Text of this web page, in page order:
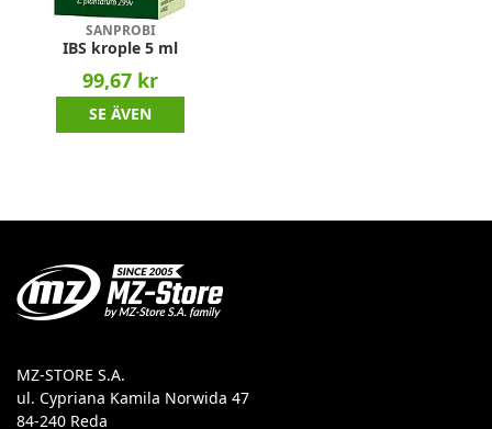
SANPROBI
IBS krople 5 ml
99,67 kr
SE ÄVEN
MZ-STORE S.A.
ul. Cypriana Kamila Norwida 47
84-240 Reda